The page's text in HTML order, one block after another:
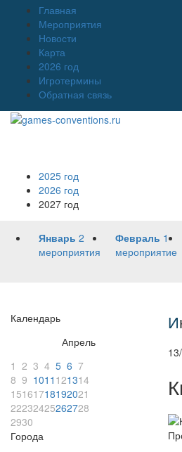
Главная
Мероприятия
Новости
Карта
2026 год
Игротермины
Обратная связь
2025 год
2026 год
2027 год
Январь 2
мероприятия
Февраль 1
мероприятие
Календарь
Апрель
1 2 3 4 5 6 7
8 9 1011 121314
15161718192021
22232425262728
2930
Города
И